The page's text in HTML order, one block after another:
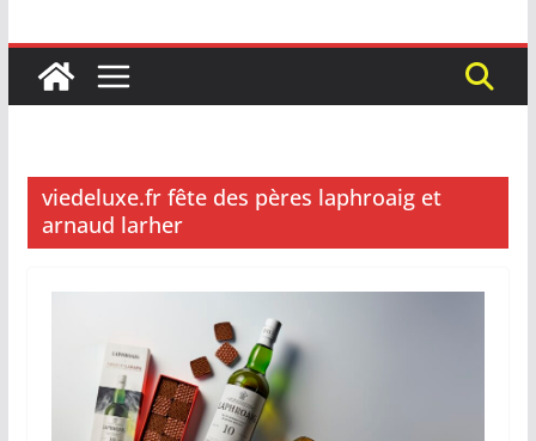
viedeluxe.fr fête des pères laphroaig et
arnaud larher